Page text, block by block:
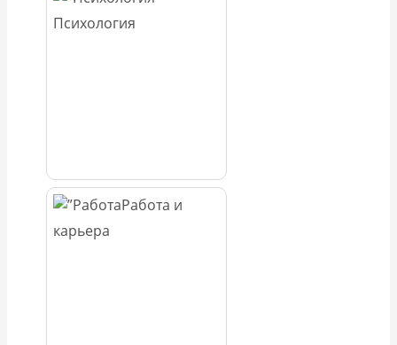
Психология
Работа и
карьера